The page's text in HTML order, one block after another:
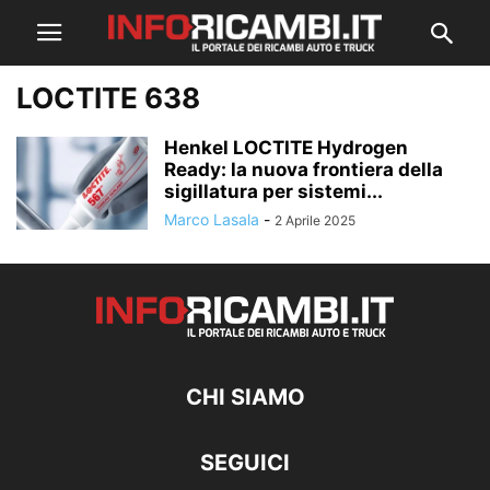
LOCTITE 638
Henkel LOCTITE Hydrogen
Ready: la nuova frontiera della
sigillatura per sistemi...
Marco Lasala - 2 Aprile 2025
CHI SIAMO
SEGUICI